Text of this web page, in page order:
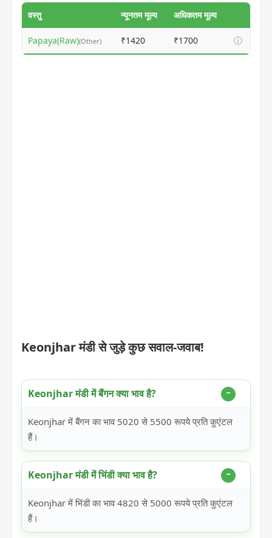
वस्तु न्यूनतम मूल्य अधिकतम मूल्य
Papaya(Raw)(Other) ₹1420 ₹1700 ⓘ
Keonjhar मंडी से जुड़े कुछ सवाल-जवाब!
Keonjhar मंडी में बैंगन क्या भाव है?
Keonjhar में बैंगन का भाव 5020 से 5500 रूपये प्रति कुएंटल
हैं।
Keonjhar मंडी में भिंडी क्या भाव है?
Keonjhar में भिंडी का भाव 4820 से 5000 रूपये प्रति कुएंटल
हैं।